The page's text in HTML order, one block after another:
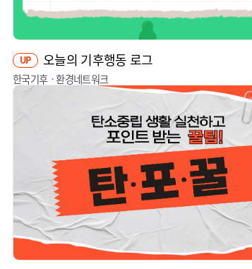
UP 오늘의 기후행동 로그
한국기후ㆍ환경네트워크